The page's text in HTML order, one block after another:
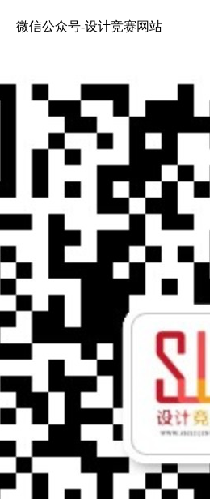
微信公众号-设计竞赛网站